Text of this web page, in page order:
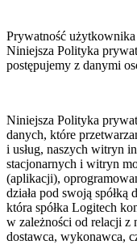
Prywatność
Niniejsza Polityka
postępujemy z danymi
Niniejsza Polityka
danych, które
i usług, naszych witryn
stacjonarnych i witryn
(aplikacji),
działa pod swoją
która spółka Logitech
w zależności od relacji z
dostawca, wykonawca,